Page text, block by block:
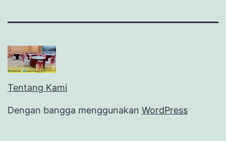
Tentang Kami
Dengan bangga menggunakan WordPress